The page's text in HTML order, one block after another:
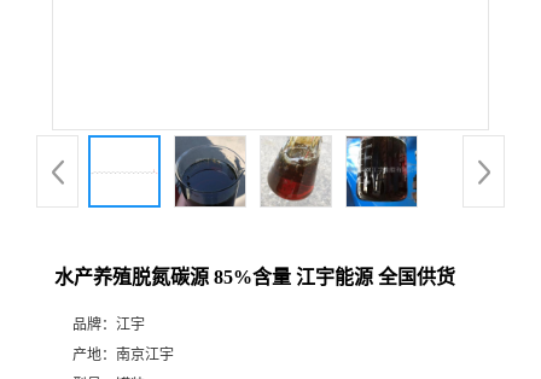
水产养殖脱氮碳源 85%含量 江宇能源 全国供货
品牌： 江宇
产地： 南京江宇